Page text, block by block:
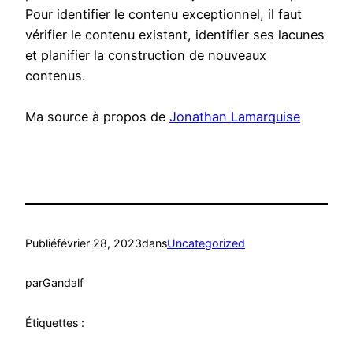
Pour identifier le contenu exceptionnel, il faut
vérifier le contenu existant, identifier ses lacunes
et planifier la construction de nouveaux
contenus.
Ma source à propos de Jonathan Lamarquise
Publiéfévrier 28, 2023dansUncategorized
parGandalf
Étiquettes :